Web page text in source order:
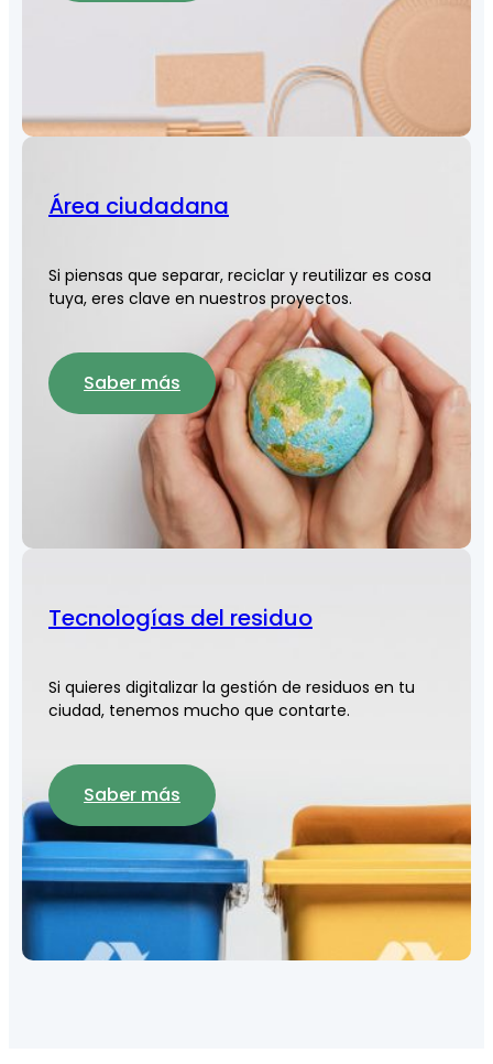
Área ciudadana
Si piensas que separar, reciclar y reutilizar es cosa
tuya, eres clave en nuestros proyectos.
Saber más
Tecnologías del residuo
Si quieres digitalizar la gestión de residuos en tu
ciudad, tenemos mucho que contarte.
Saber más